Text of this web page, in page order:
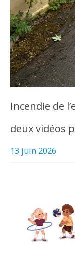
Incendie de
deux vidéos
13 juin 2026